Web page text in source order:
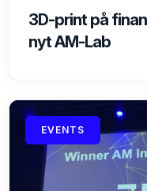
3D-print på
nyt AM-Lab
EVENTS